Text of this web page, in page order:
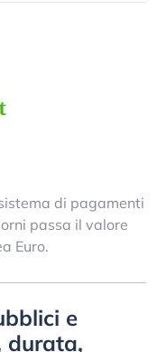
di pagamenti
passa il valore
Euro.
e
durata,